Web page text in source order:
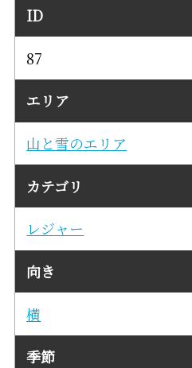
ID
87
エリア
山と雪のエリア
カテゴリ
レジャー
向き
横
季節